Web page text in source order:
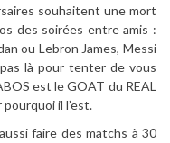
souhaitent une mort
des soirées entre amis :
ou Lebron James, Messi
là pour tenter de vous
est le GOAT du REAL
il l’est.
faire des matchs à 30